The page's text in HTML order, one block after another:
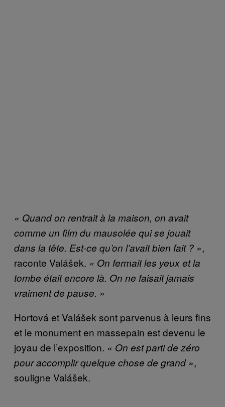
« Quand on rentrait à la maison, on avait
comme un film du mausolée qui se jouait
dans la tête. Est-ce qu’on l’avait bien fait ? »,
raconte Valášek. « On fermait les yeux et la
tombe était encore là. On ne faisait jamais
vraiment de pause. »
Hortová et Valášek sont parvenus à leurs fins
et le monument en massepain est devenu le
joyau de l’exposition. « On est parti de zéro
pour accomplir quelque chose de grand »,
souligne Valášek.